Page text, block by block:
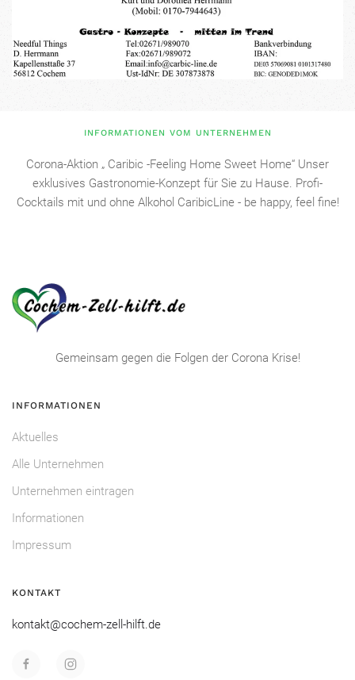
INFORMATIONEN VOM UNTERNEHMEN
Corona-Aktion „ Caribic -Feeling Home Sweet Home“ Unser
exklusives Gastronomie-Konzept für Sie zu Hause. Profi-
Cocktails mit und ohne Alkohol CaribicLine - be happy, feel fine!
Gemeinsam gegen die Folgen der Corona Krise!
INFORMATIONEN
Aktuelles
Alle Unternehmen
Unternehmen eintragen
Informationen
Impressum
KONTAKT
kontakt@cochem-zell-hilft.de